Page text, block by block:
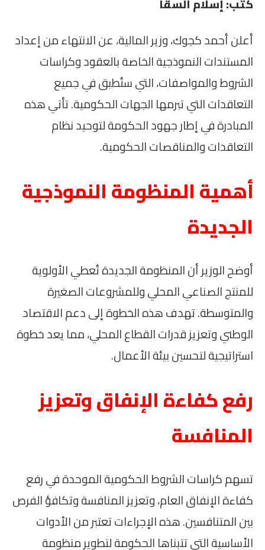
كتب: إسلام السقا
أعلن أحمد كجوك، وزير المالية، عن الانتهاء من إعداد
المستندات النموذجية الخاصة بالعقود وكراسات
الشروط والمواصفات، التي ستُطبق في جميع
التعاقدات التي تبرمها الجهات الحكومية. تأتي هذه
المبادرة في إطار جهود الحكومة لتوحيد نظام
التعاقدات والمناقصات الحكومية.
أهمية المنظومة النموذجية
الجديدة
أوضح الوزير أن المنظومة الجديدة تُعطي الأولوية
للمنتج الصناعي المحلي وللمشروعات الصغيرة
والمتوسطة. تهدف هذه الخطوة إلى دعم الاقتصاد
الوطني وتعزيز قدرات القطاع المحلي، مما يعد خطوة
استراتيجية لتحسين بيئة الأعمال.
رفع كفاءة الإنفاق وتعزيز
المنافسة
تسهم كراسات الشروط الحكومية الموحدة في رفع
كفاءة الإنفاق العام، وتعزيز المنافسة وتكافؤ الفرص
بين المتنافسين. هذه الإجراءات تعتبر من الأدوات
الأساسية التي تتبناها الحكومة لتطوير منظومة